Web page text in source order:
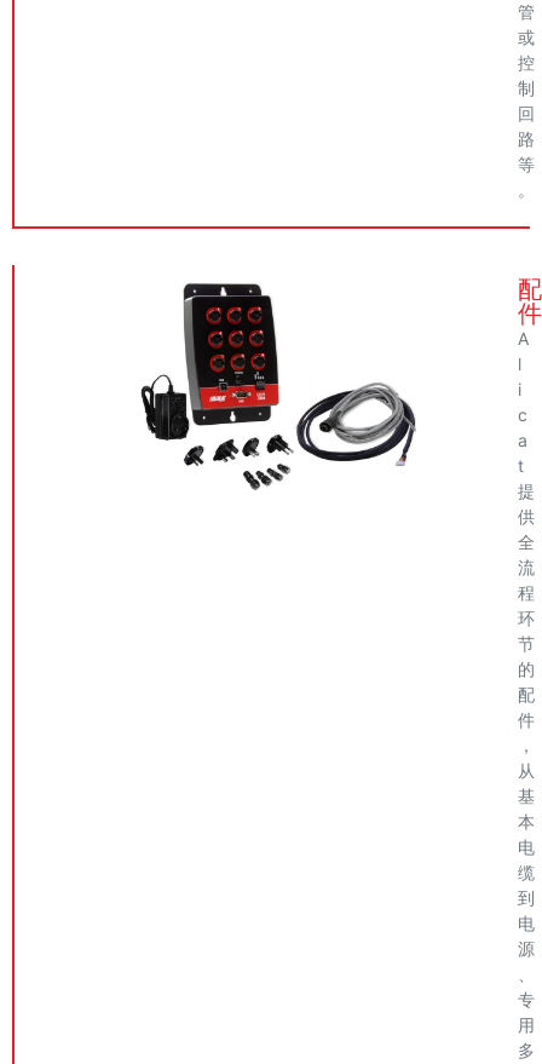
管
或
控
制
回
路
等
。
配
件
A
l
i
c
a
t
提
供
全
流
程
环
节
的
配
件
，
从
基
本
电
缆
到
电
源
专
用
多